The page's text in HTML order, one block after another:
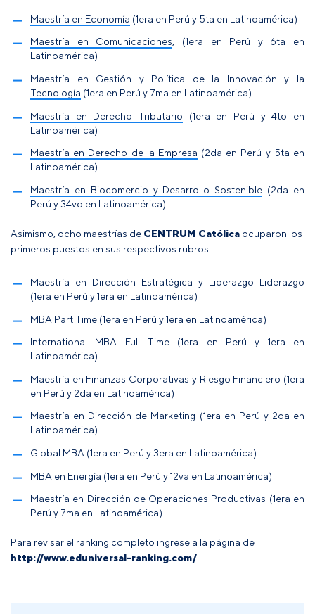
Maestría en Economía (1era en Perú y 5ta en Latinoamérica)
Maestría en Comunicaciones , (1era en Perú y 6ta en
Latinoamérica)
Maestría en Gestión y Política de la Innovación y la
Tecnología (1era en Perú y 7ma en Latinoamérica)
Maestría en Derecho Tributario (1era en Perú y 4to en
Latinoamérica)
Maestría en Derecho de la Empresa (2da en Perú y 5ta en
Latinoamérica)
Maestría en Biocomercio y Desarrollo Sostenible (2da en
Perú y 34vo en Latinoamérica)
Asimismo, ocho maestrías de CENTRUM Católica ocuparon los
primeros puestos en sus respectivos rubros:
Maestría en Dirección Estratégica y Liderazgo Liderazgo
(1era en Perú y 1era en Latinoamérica)
MBA Part Time (1era en Perú y 1era en Latinoamérica)
International MBA Full Time (1era en Perú y 1era en
Latinoamérica)
Maestría en Finanzas Corporativas y Riesgo Financiero (1era
en Perú y 2da en Latinoamérica)
Maestría en Dirección de Marketing (1era en Perú y 2da en
Latinoamérica)
Global MBA (1era en Perú y 3era en Latinoamérica)
MBA en Energía (1era en Perú y 12va en Latinoamérica)
Maestría en Dirección de Operaciones Productivas (1era en
Perú y 7ma en Latinoamérica)
Para revisar el ranking completo ingrese a la página de
http://www.eduniversal-ranking.com/